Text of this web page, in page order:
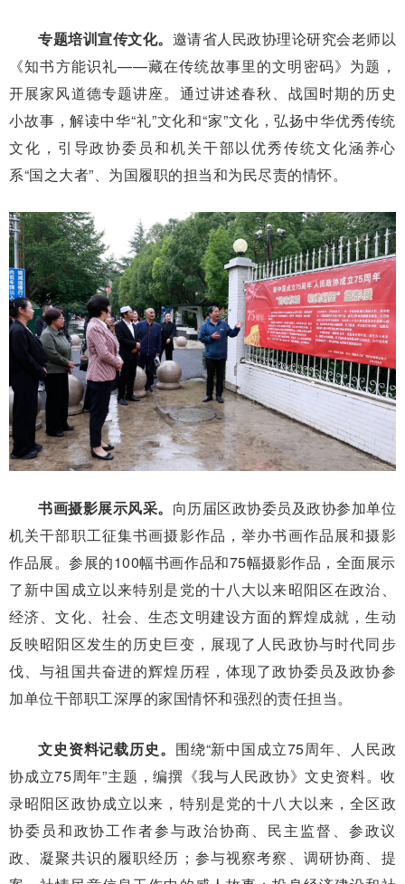
专题培训宣传文化。 邀请省人民政协理论研究会老师以
《知书方能识礼——藏在传统故事里的文明密码》为题，
开展家风道德专题讲座。通过讲述春秋、战国时期的历史
小故事，解读中华“礼”文化和“家”文化，弘扬中华优秀传统
文化，引导政协委员和机关干部以优秀传统文化涵养心
系“国之大者”、为国履职的担当和为民尽责的情怀。
书画摄影展示风采。 向历届区政协委员及政协参加单位
机关干部职工征集书画摄影作品，举办书画作品展和摄影
作品展。参展的100幅书画作品和75幅摄影作品，全面展示
了新中国成立以来特别是党的十八大以来昭阳区在政治、
经济、文化、社会、生态文明建设方面的辉煌成就，生动
反映昭阳区发生的历史巨变，展现了人民政协与时代同步
伐、与祖国共奋进的辉煌历程，体现了政协委员及政协参
加单位干部职工深厚的家国情怀和强烈的责任担当。
文史资料记载历史。 围绕“新中国成立75周年、人民政
协成立75周年”主题，编撰《我与人民政协》文史资料。收
录昭阳区政协成立以来，特别是党的十八大以来，全区政
协委员和政协工作者参与政治协商、民主监督、参政议
政、凝聚共识的履职经历；参与视察考察、调研协商、提